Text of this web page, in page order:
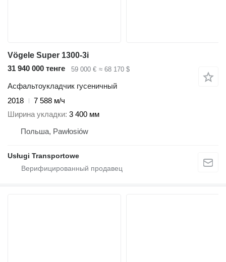
Vögele Super 1300-3i
31 940 000 тенге
59 000 € ≈ 68 170 $
Асфальтоукладчик гусеничный
2018
7 588 м/ч
Ширина укладки 3 400 мм
Польша, Pawłosiów
Usługi Transportowe